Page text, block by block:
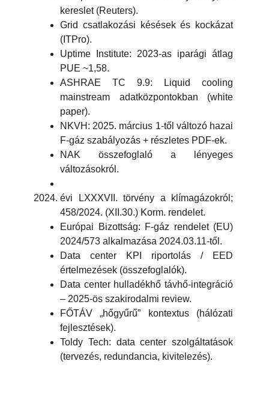
kereslet (Reuters).
Grid csatlakozási késések és kockázat
(ITPro).
Uptime Institute: 2023-as iparági átlag
PUE ~1,58.
ASHRAE TC 9.9: Liquid cooling
mainstream adatközpontokban (white
paper).
NKVH: 2025. március 1-től változó hazai
F-gáz szabályozás + részletes PDF-ek.
NAK összefoglaló a lényeges
változásokról.
évi LXXXVII. törvény a klímagázokról;
458/2024. (XII.30.) Korm. rendelet.
Európai Bizottság: F-gáz rendelet (EU)
2024/573 alkalmazása 2024.03.11-től.
Data center KPI riportolás / EED
értelmezések (összefoglalók).
Data center hulladékhő távhő-integráció
– 2025-ös szakirodalmi review.
FŐTÁV „hőgyűrű” kontextus (hálózati
fejlesztések).
Toldy Tech: data center szolgáltatások
(tervezés, redundancia, kivitelezés).